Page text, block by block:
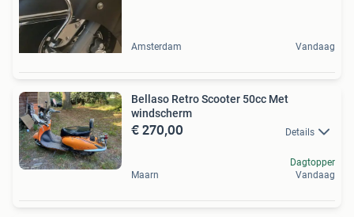
Amsterdam Vandaag
Bellaso Retro Scooter 50cc Met
windscherm
€ 270,00 Details
Maarn
Dagtopper
Vandaag